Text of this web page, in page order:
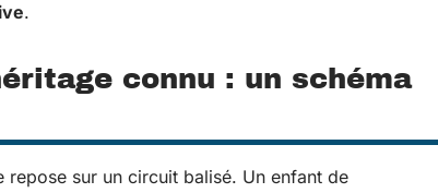
.
connu : un schéma
sur un circuit balisé. Un enfant de